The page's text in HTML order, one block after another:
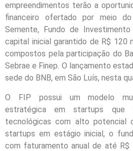
empreendimentos terão a
financeiro ofertado por meio
Semente, Fundo de
capital inicial garantido de R$ 120
compostos pela participação do
Sebrae e Finep. O lançamento
sede do BNB, em São Luís, nesta
O FIP possui um modelo
estratégica em startups que
tecnológicas com alto potencial
startups em estágio inicial, o
com faturamento anual de até R$